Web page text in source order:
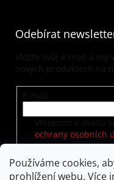
Používáme cookies,
prohlížení webu. Více
Odebírat
Vložte svůj e-mail a my
nových produktech na
E-mail
Vložením e-mailu
ochrany osobních
PŘIHLÁSIT SE